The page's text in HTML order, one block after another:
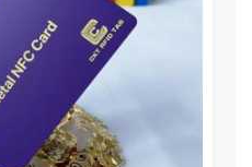
Português
بالعربية